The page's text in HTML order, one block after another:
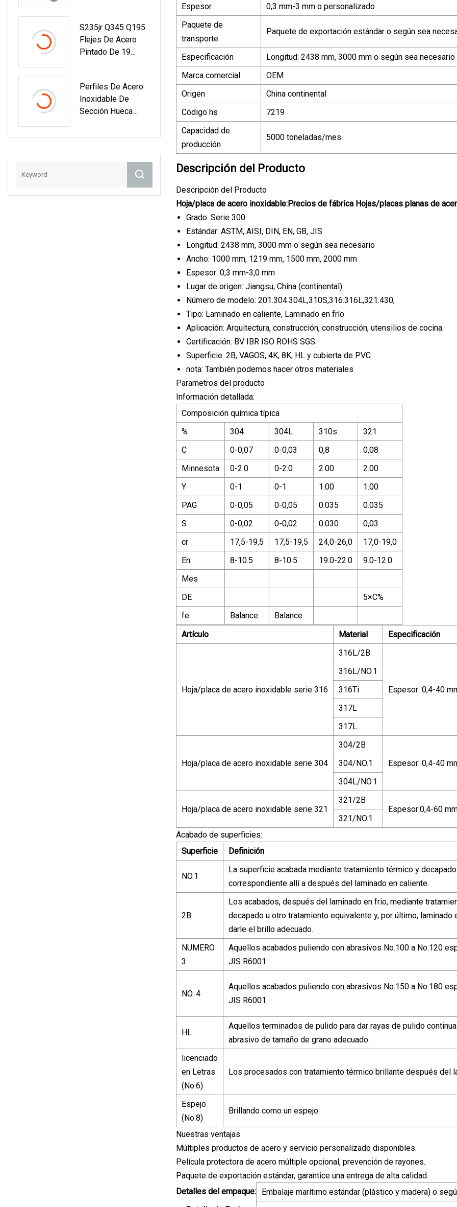
Gi Gl Con Bajo
Contenido De
Carbono.
S235jr Q345 Q195
Flejes De Acero
Pintado De 19
Pavonados/galvani
Zados/resorte/car
Bono
E/Embalaje/Tira/Ci
De Construcción
Perfiles De Acero
Inoxidable De
Sección Hueca
Espesor
0,3 mm-3 mm o personalizado
Paquete de
transporte
Paquete de exportación estándar o según sea
Especificación
Longitud: 2438 mm, 3000 mm o según sea necesario
Marca comercial
OEM
Origen
China continental
Código hs
7219
Capacidad de
producción
5000 toneladas/mes
Descripción del Producto
Descripción del Producto
Hoja/placa de acero inoxidable:Precios de fábrica Hojas/placas planas de
Grado: Serie 300
Estándar: ASTM, AISI, DIN, EN, GB, JIS
Longitud: 2438 mm, 3000 mm o según sea necesario
Ancho: 1000 mm, 1219 mm, 1500 mm, 2000 mm
Espesor: 0,3 mm-3,0 mm
Lugar de origen: Jiangsu, China (continental)
Número de modelo: 201.304.304L,310S,316.316L,321.430,
Tipo: Laminado en caliente, Laminado en frío
Aplicación: Arquitectura, construcción, construcción, utensilios de cocina.
Certificación: BV IBR ISO ROHS SGS
Superficie: 2B, VAGOS, 4K, 8K, HL y cubierta de PVC
nota: También podemos hacer otros materiales
Parametros del producto
Información detallada:
Composición química típica
%
304 304L 310s
321
C
0-0,07 0-0,03 0,8
0,08
Minnesota
0-2.0 0-2.0 2.00
2.00
Y
0-1 0-1 1.00
1.00
PAG
0-0,05 0-0,05 0.035
0.035
S
0-0,02 0-0,02 0.030
0,03
cr
17,5-19,5 17,5-19,5 24,0-26,0
17,0-19,0
En
8-10.5 8-10.5 19.0-22.0
9.0-12.0
Mes
DE
5×C%
fe
Balance
Balance
Artículo
Material Especificación
Hoja/placa de acero inoxidable serie 316
316L/2B
Espesor: 0,4-40
316L/NO.1
316Ti
317L
317L
Hoja/placa de acero inoxidable serie 304
304/2B
Espesor: 0,4-40
304/NO.1
304L/NO.1
Hoja/placa de acero inoxidable serie 321
321/2B
Espesor:0,4-60
321/NO.1
Acabado de superficies:
Superficie
Definición
NO.1
La superficie acabada mediante tratamiento térmico y
correspondiente allí a después del laminado en caliente.
2B
Los acabados, después del laminado en frío, mediante
decapado u otro tratamiento equivalente y, por último, laminado
darle el brillo adecuado.
NUMERO
3
Aquellos acabados puliendo con abrasivos No.100 a No.120
JIS R6001.
NO. 4
Aquellos acabados puliendo con abrasivos No.150 a No.180
JIS R6001.
HL
Aquellos terminados de pulido para dar rayas de pulido
abrasivo de tamaño de grano adecuado.
licenciado
en Letras
(No.6)
Los procesados ​​con tratamiento térmico brillante después del
Espejo
(No.8)
Brillando como un espejo
Nuestras ventajas
Múltiples productos de acero y servicio personalizado disponibles.
Película protectora de acero múltiple opcional, prevención de rayones.
Paquete de exportación estándar, garantice una entrega de alta calidad.
Detalles del empaque:
Embalaje marítimo estándar (plástico y madera) o